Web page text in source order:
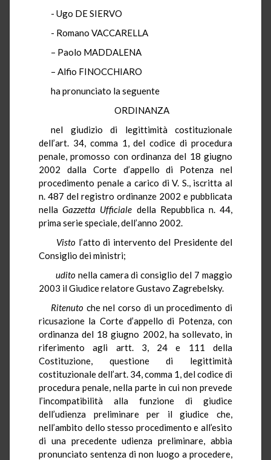
- Ugo DE SIERVO
- Romano VACCARELLA
– Paolo MADDALENA
– Alfio FINOCCHIARO
ha pronunciato la seguente
ORDINANZA
nel giudizio di legittimità costituzionale
dell’art. 34, comma 1, del codice di procedura
penale, promosso con ordinanza del 18 giugno
2002 dalla Corte d’appello di Potenza nel
procedimento penale a carico di V. S., iscritta al
n. 487 del registro ordinanze 2002 e pubblicata
nellaGazzetta Ufficiale della Repubblica n. 44,
prima serie speciale, dell’anno 2002.
Visto l’atto di intervento del Presidente del
Consiglio dei ministri;
uditonella camera di consiglio del 7 maggio
2003 il Giudice relatore Gustavo Zagrebelsky.
Ritenuto che nel corso di un procedimento di
ricusazione la Corte d’appello di Potenza, con
ordinanza del 18 giugno 2002, ha sollevato, in
riferimento agli artt. 3, 24 e 111 della
Costituzione, questione di legittimità
costituzionale dell’art. 34, comma 1, del codice di
procedura penale, nella parte in cui non prevede
l’incompatibilità alla funzione di giudice
dell’udienza preliminare per il giudice che,
nell’ambito dello stesso procedimento e all’esito
di una precedente udienza preliminare, abbia
pronunciato sentenza di non luogo a procedere,